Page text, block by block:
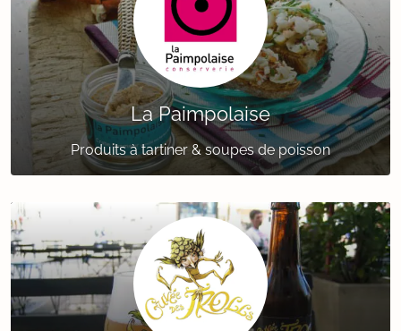
La Paimpolaise
Produits à tartiner & soupes de poisson